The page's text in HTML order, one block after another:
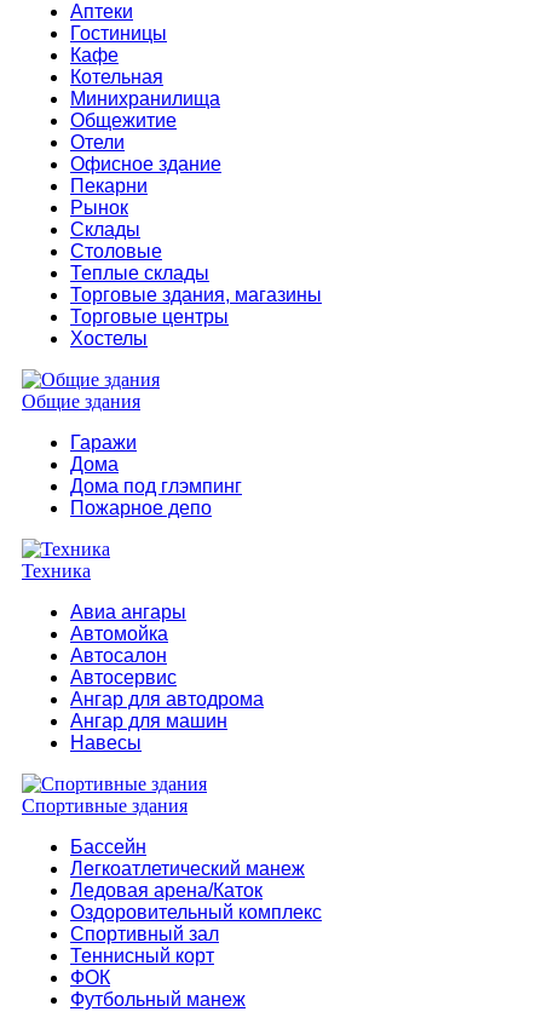
Аптеки
Гостиницы
Кафе
Котельная
Минихранилища
Общежитие
Отели
Офисное здание
Пекарни
Рынок
Склады
Столовые
Теплые склады
Торговые здания, магазины
Торговые центры
Хостелы
Общие здания
Гаражи
Дома
Дома под глэмпинг
Пожарное депо
Техника
Авиа ангары
Автомойка
Автосалон
Автосервис
Ангар для автодрома
Ангар для машин
Навесы
Спортивные здания
Бассейн
Легкоатлетический манеж
Ледовая арена/Каток
Оздоровительный комплекс
Спортивный зал
Теннисный корт
ФОК
Футбольный манеж